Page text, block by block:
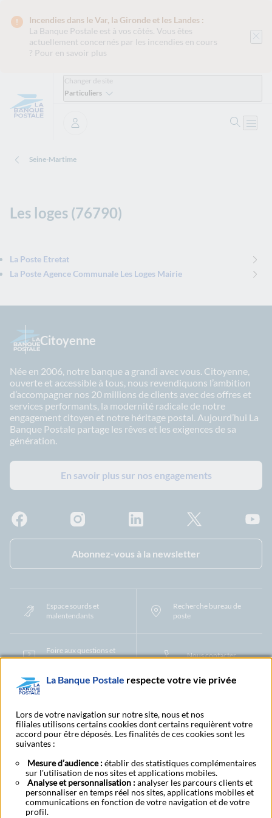
Incendies dans le Var, la Gironde et les Landes :
La Banque Postale est à vos côtés. Vous êtes
actuellement concernés par les incendies en cours
? Pour en savoir plus
Changer de site
Particuliers
Se connecter
Seine-Martime
Les loges (76790)
La Poste Etretat
La Poste Agence Communale Les Loges Mairie
Citoyenne
Née en 2006, notre banque a grandi avec vous. Citoyenne,
ouverte et accessible à tous, nous revendiquons l’ambition
d’accompagner nos 20 millions de clients avec des offres et
services performants, la modernité radicale de notre
engagement citoyen et notre héritage postal. Aujourd’hui La
Banque Postale partage les rêves et les exigences de sa
génération.
En savoir plus sur nos engagements
Abonnez-vous à la newsletter
Espace sourds et
malentendants
Recherche bureau de
poste
Foire aux questions et
centre d'aide
Nous contacter
Protection des Données à Caractère PersonnelFiliales et partenaires
CookiesGestion des cookiesActualiser vos informations
Contestation et réclamation Coordonnées Centres Financiers
Alertes fraudes et points de vigilance Actualités réglementaires CGU
Aide navigateur et systèmes d'exploitation
Vider le cache de votre navigateurLexique Aide et accessibilité
Accessibilité – Partiellement conforme Espace candidature
BFI - Banque de Financement et d'Investissement
La Banque Postale respecte votre vie privée
Lors de votre navigation sur notre site, nous et nos
filiales utilisons certains cookies dont certains requièrent votre
accord pour être déposés. Les finalités de ces cookies sont les
suivantes :
Mesure d’audience :établir des statistiques complémentaires
sur l'utilisation de nos sites et applications mobiles.
Analyse et personnalisation :analyser les parcours clients et
personnaliser en temps réel nos sites, applications mobiles et
communications en fonction de votre navigation et de votre
profil.